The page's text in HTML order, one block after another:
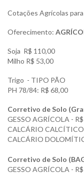
Cotações Agrícolas
Oferecimento:
Soja R$ 110,00
Milho R$ 53,00
Trigo - TIPO PÃO
PH 78/84: R$ 68,00
Corretivo de Solo
GESSO AGRÍCOLA -
CALCÁRIO
CALCÁRIO
Corretivo de Solo
GESSO AGRÍCOLA -